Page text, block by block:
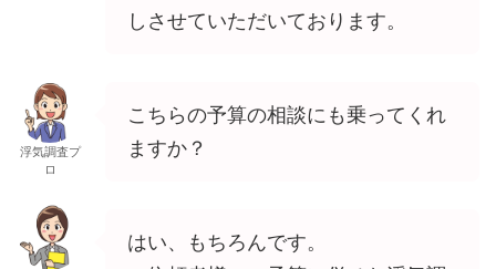
しさせていただいております。
浮気調査プ
ロ
こちらの予算の相談にも乗ってくれ
ますか？
はい、もちろんです。